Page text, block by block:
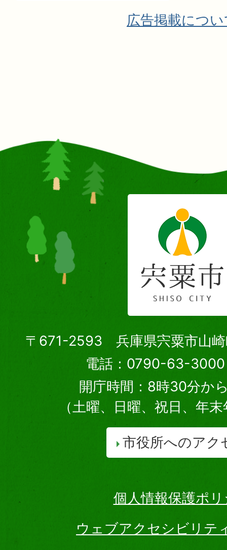
広告掲載につ
〒671-2593 兵庫県宍粟市山崎
電話：0790-63-3000
開庁時間：8時30分か
（土曜、日曜、祝日、年
市役所へのアク
個人情報保護ポ
ウェブアクセシビリテ